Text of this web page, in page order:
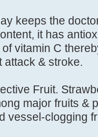
keeps the
it has
vitamin C
attack & stroke.
Fruit.
major fruits &
vessel-clogging